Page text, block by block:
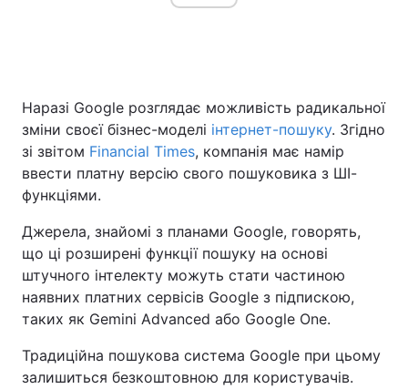
Наразі Google розглядає можливість радикальної
зміни своєї бізнес-моделі інтернет-пошуку. Згідно
зі звітом Financial Times, компанія має намір
ввести платну версію свого пошуковика з ШІ-
функціями.
Джерела, знайомі з планами Google, говорять,
що ці розширені функції пошуку на основі
штучного інтелекту можуть стати частиною
наявних платних сервісів Google з підпискою,
таких як Gemini Advanced або Google One.
Традиційна пошукова система Google при цьому
залишиться безкоштовною для користувачів.